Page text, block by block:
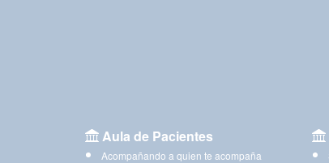
Aula de Pacientes
Acompañando a quien te acompaña